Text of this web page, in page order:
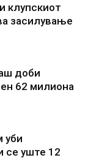
клупскиот
засилување
доби
62 милиона
уби
се уште 12